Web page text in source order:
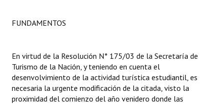
Proyectos Presentados
Dictámenes Asesoría Letrada
Actas de Sesión
FUNDAMENTOS
En virtud de la Resolución N° 175/03 de la Secretaría de
Turismo de la Nación, y teniendo en cuenta el
desenvolvimiento de la actividad turística estudiantil, es
necesaria la urgente modificación de la citada, visto la
proximidad del comienzo del año venidero donde las